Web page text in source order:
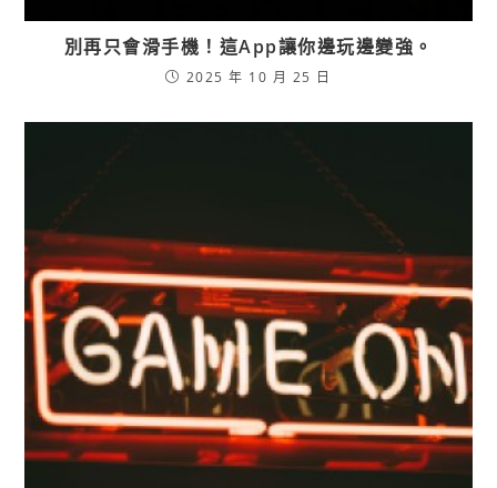
別再只會滑手機！這App讓你邊玩邊變強。
2025 年 10 月 25 日